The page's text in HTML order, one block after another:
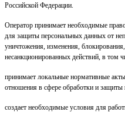
Российской Федерации.
Оператор принимает необходимые
для защиты персональных данных от
уничтожения, изменения,
несанкционированных действий, в том
принимает локальные нормативные
отношения в сфере обработки и
создает необходимые условия для